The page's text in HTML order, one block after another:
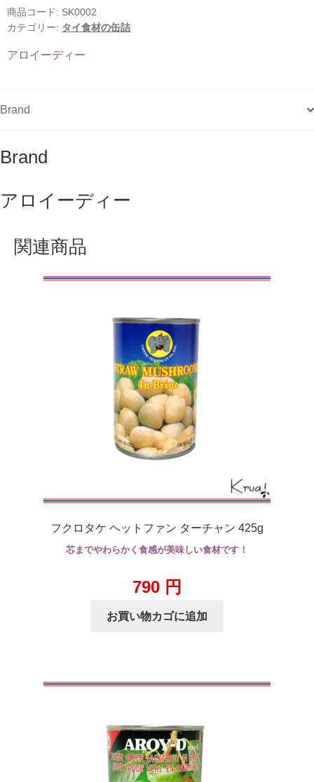
竹
の
子
煮
ア
デ
個
商品コード: SK0002
カテゴリー: タイ食材の缶詰
アロイーディー
Brand
Brand
アロイーディー
関連商品
フクロタケ ヘットファン ターチャン 425g
芯までやわらかく食感が美味しい食材です！
790 円
お買い物カゴに追加